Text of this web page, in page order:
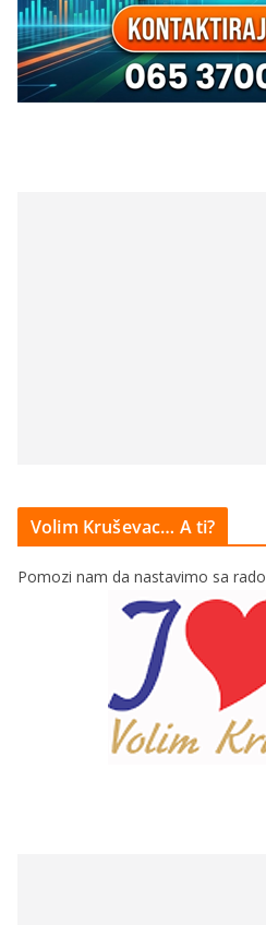
Volim Kruševac… A ti?
Pomozi nam da nastavimo sa